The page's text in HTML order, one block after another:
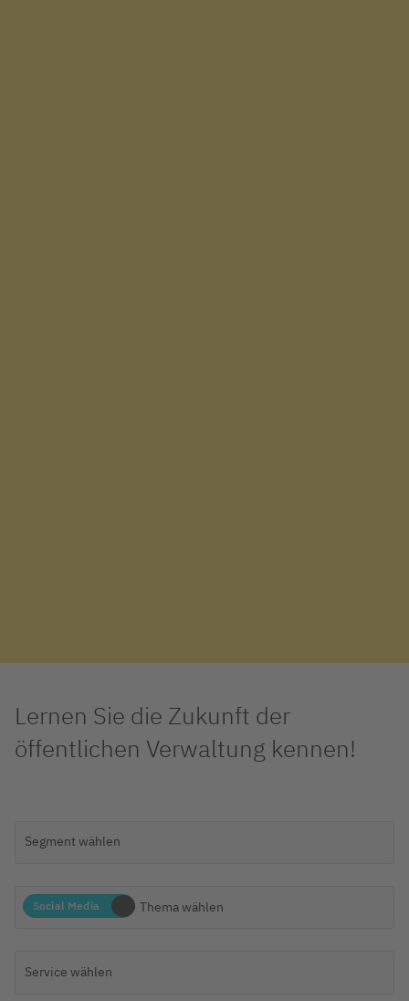
Lernen Sie die Zukunft der
öffentlichen Verwaltung kennen!
Social Media